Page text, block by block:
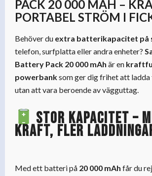
PACK 20 000 MAH –
PORTABEL STRÖM I
Behöver du extra batterikapacitet på
telefon, surfplatta eller andra enheter?
Battery Pack 20 000 mAh är en
powerbanksom ger dig frihet att ladda
utan att vara beroende av vägguttag.
Stor kapacitet –
kraft, fler
Med ett batteri på 20 000 mAh får du